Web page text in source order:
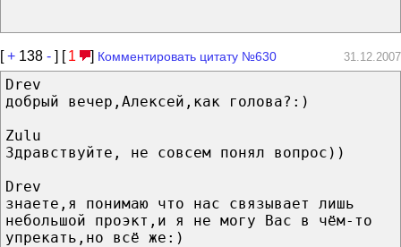
[+ 138 - ] [ 1 ] Комментировать цитату №630 31.12.2007
Drev
добрый вечер,Алексей,как голова?:)
Zulu
Здравствуйте, не совсем понял вопрос))
Drev
знаете,я понимаю что нас связывает лишь
небольшой проэкт,и я не могу Вас в чём-то
упрекать,но всё же:)